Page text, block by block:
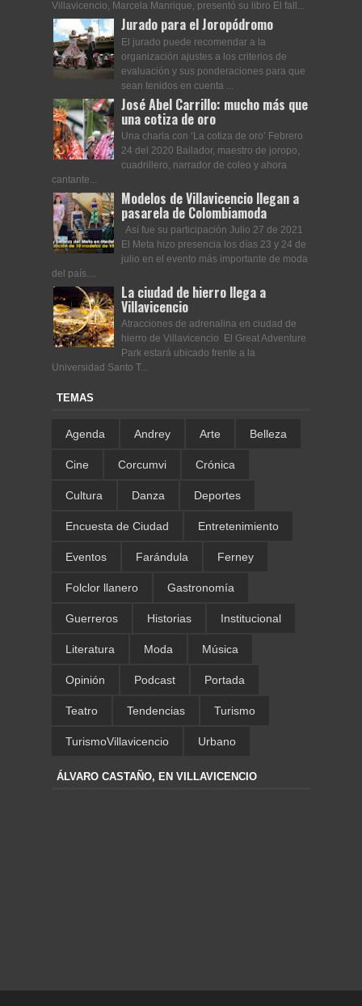
Villavicencio, Marcela Manrique, presentó su libro El fall...
Jurado para el Joropódromo
El jurado puede recomendar a la
organización ajustes a los criterios de
evaluación y sus ponderaciones para que
sean tenidos en cuenta ...
José Abel Carrillo: mucho más que
una cotiza de oro
Una charla con ‘La cotiza de oro’ Febrero
24 del 2020 Bailador, maestro de joropo,
cuadrillero, narrador de coleo y ahora
cantante...
Modelos de Villavicencio llegan a
pasarela de Colombiamoda
Así fue su participación Julio 27 de 2021
El Meta hizo presencia los días 23 y 24 de
julio en el evento más importante de moda
del país....
La ciudad de hierro llega a
Villavicencio
Atracciones de adrenalina en ciudad de
hierro de Villavicencio El Great Adventure
Park estará ubicado frente a la
Universidad Santo T...
TEMAS
Agenda Andrey Arte Belleza
Cine Corcumvi Crónica
Cultura Danza Deportes
Encuesta de Ciudad Entretenimiento
Eventos Farándula Ferney
Folclor llanero Gastronomía
Guerreros Historias Institucional
Literatura Moda Música
Opinión Podcast Portada
Teatro Tendencias Turismo
TurismoVillavicencio Urbano
ÁLVARO CASTAÑO, EN VILLAVICENCIO